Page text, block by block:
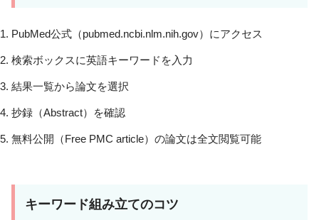
PubMed公式（pubmed.ncbi.nlm.nih.gov）にアクセス
検索ボックスに英語キーワードを入力
結果一覧から論文を選択
抄録（Abstract）を確認
無料公開（Free PMC article）の論文は全文閲覧可能
キーワード組み立てのコツ